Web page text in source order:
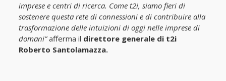
imprese e centri di ricerca. Come t2i, siamo fieri di
sostenere questa rete di connessioni e di contribuire alla
trasformazione delle intuizioni di oggi nelle imprese di
domani”afferma il direttore generale di t2i
Roberto Santolamazza.